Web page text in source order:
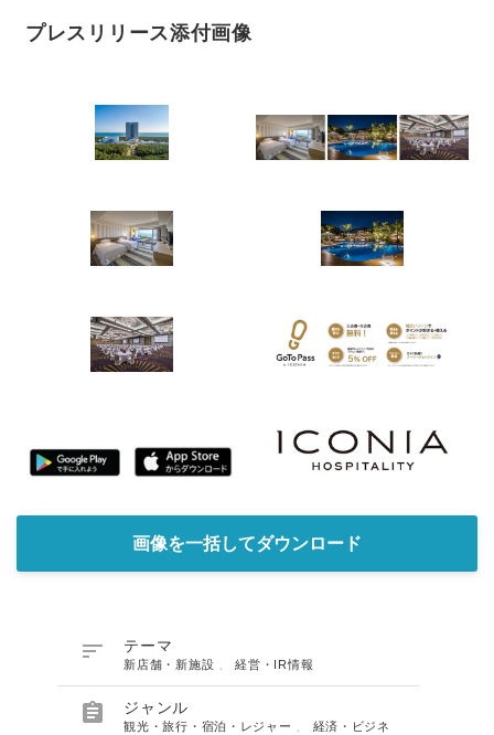
プレスリリース添付画像
画像を一括してダウンロード
 テーマ
新店舗・新施設 、経営・IR情報
 ジャンル
観光・旅行・宿泊・レジャー
経済・ビジネ